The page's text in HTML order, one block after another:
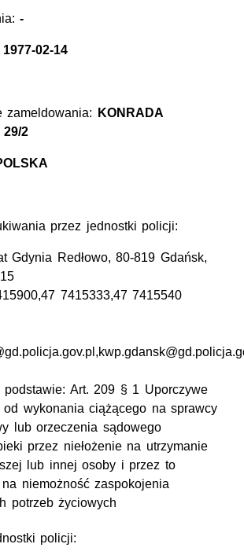
-
1977-02-14
zameldowania:
KONRADA
2
przez jednostki policji:
Gdynia Redłowo, 80-819 Gdańsk,
7415333,47 7415540
podstawie: Art. 209 § 1 Uporczywe
wykonania ciążącego na sprawcy
lub orzeczenia sądowego
przez niełożenie na utrzymanie
lub innej osoby i przez to
niemożność zaspokojenia
potrzeb życiowych
policji: